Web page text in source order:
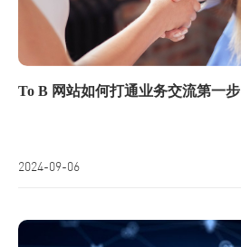
To B 网站如何打通业务交流第一步
2024-09-06